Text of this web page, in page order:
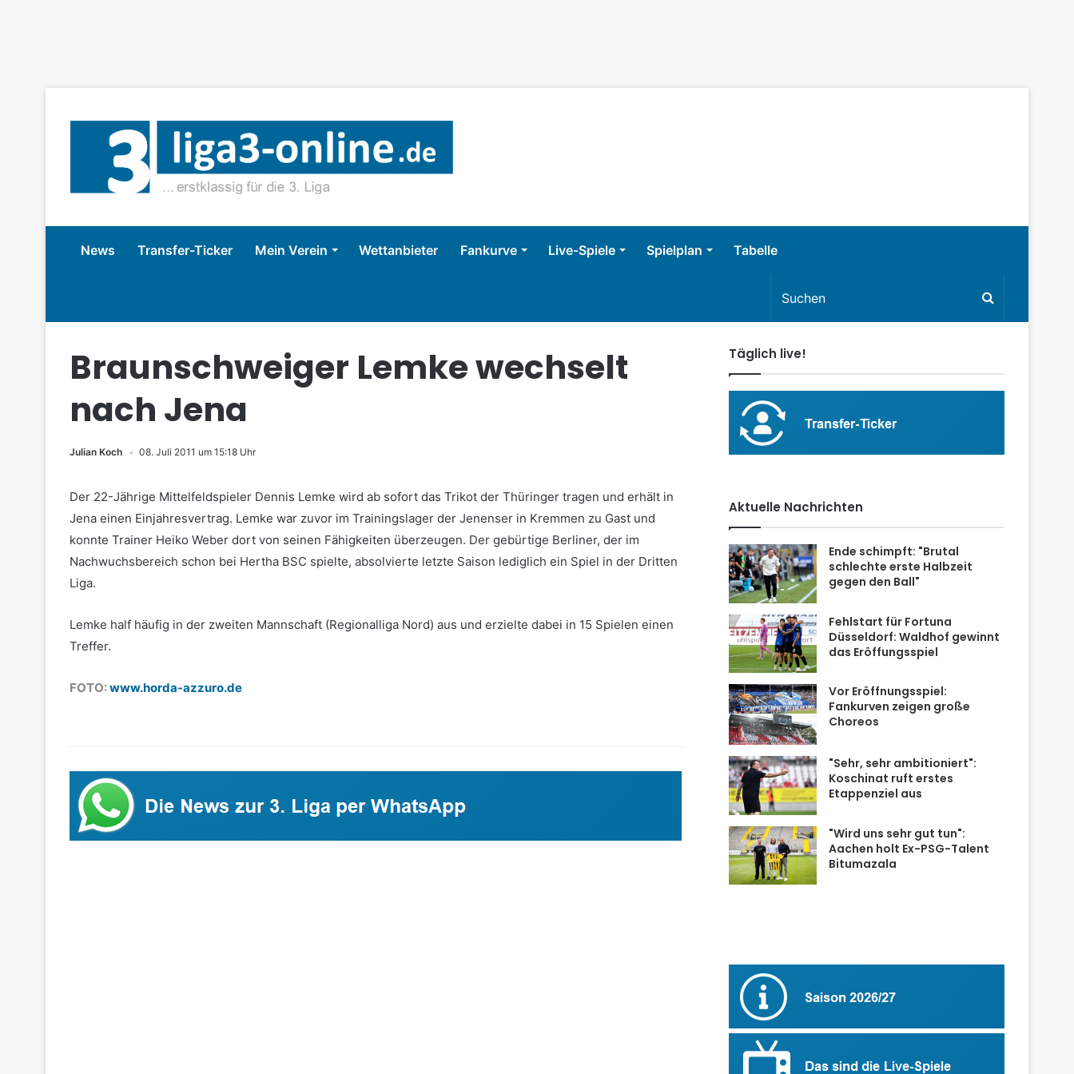
News Transfer-Ticker Mein Verein Wettanbieter Fankurve Live-Spiele Spielplan Tabelle
Braunschweiger Lemke wechselt
nach Jena
Julian Koch 08. Juli 2011 um 15:18 Uhr
Der 22-Jährige Mittelfeldspieler Dennis Lemke wird ab sofort das Trikot der Thüringer tragen und erhält in
Jena einen Einjahresvertrag. Lemke war zuvor im Trainingslager der Jenenser in Kremmen zu Gast und
konnte Trainer Heiko Weber dort von seinen Fähigkeiten überzeugen. Der gebürtige Berliner, der im
Nachwuchsbereich schon bei Hertha BSC spielte, absolvierte letzte Saison lediglich ein Spiel in der Dritten
Liga.
Lemke half häufig in der zweiten Mannschaft (Regionalliga Nord) aus und erzielte dabei in 15 Spielen einen
Treffer.
FOTO:www.horda-azzuro.de
Täglich live!
Aktuelle Nachrichten
Ende schimpft: "Brutal
schlechte erste Halbzeit
gegen den Ball"
Fehlstart für Fortuna
Düsseldorf: Waldhof gewinnt
das Eröffungsspiel
Vor Eröffnungsspiel:
Fankurven zeigen große
Choreos
"Sehr, sehr ambitioniert":
Koschinat ruft erstes
Etappenziel aus
"Wird uns sehr gut tun":
Aachen holt Ex-PSG-Talent
Bitumazala